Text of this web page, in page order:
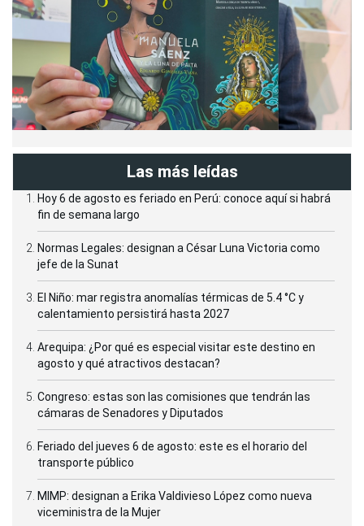
Las más leídas
Hoy 6 de agosto es feriado en Perú: conoce aquí si habrá
fin de semana largo
Normas Legales: designan a César Luna Victoria como
jefe de la Sunat
El Niño: mar registra anomalías térmicas de 5.4 °C y
calentamiento persistirá hasta 2027
Arequipa: ¿Por qué es especial visitar este destino en
agosto y qué atractivos destacan?
Congreso: estas son las comisiones que tendrán las
cámaras de Senadores y Diputados
Feriado del jueves 6 de agosto: este es el horario del
transporte público
MIMP: designan a Erika Valdivieso López como nueva
viceministra de la Mujer